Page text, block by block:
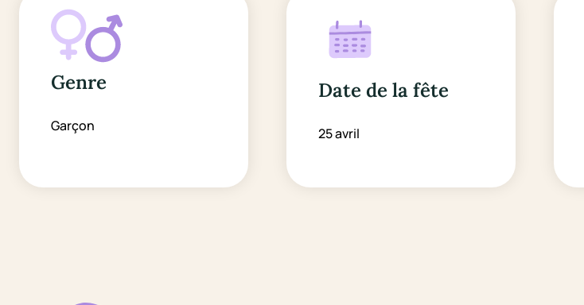
Genre
Garçon
Date de la fête
25 avril